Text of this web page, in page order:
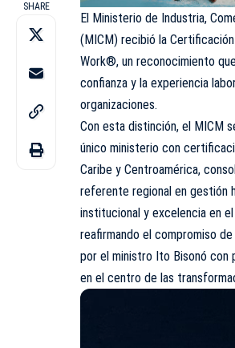
SHARE
El Ministerio de Industria,
(MICM) recibió la
Work®, un reconocimiento
confianza y la experiencia
organizaciones.
Con esta distinción, el MICM
único ministerio con
Caribe y Centroamérica,
referente regional en gestión
institucional y excelencia en
reafirmando el compromiso
por el ministro Ito Bisonó con
en el centro de las